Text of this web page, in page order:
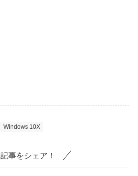
Windows 10X
記事をシェア！